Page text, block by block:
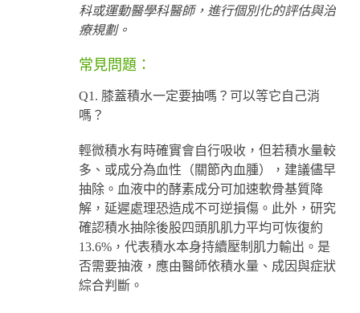
科或運動醫學科醫師，進行個別化的評估與治
療規劃。
常見問題：
Q1. 膝蓋積水一定要抽嗎？可以等它自己消
嗎？
輕微積水有時確實會自行吸收，但若積水量較
多、或成分為血性（關節內血腫），建議儘早
抽除。血液中的酵素成分可加速軟骨基質降
解，延遲處理恐造成不可逆損傷。此外，研究
確認積水抽除後股四頭肌肌力平均可恢復約
13.6%，代表積水本身持續壓制肌力輸出。是
否需要抽液，應由醫師依積水量、成因與症狀
綜合判斷。